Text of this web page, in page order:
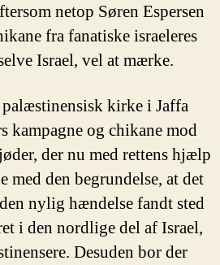
netop Søren Espersen
fra fanatiske israeleres
Israel, vel at mærke.
kirke i Jaffa
kampagne og chikane mod
der nu med rettens hjælp
den begrundelse, at det
nylig hændelse fandt sted
i den nordlige del af Israel,
Desuden bor der